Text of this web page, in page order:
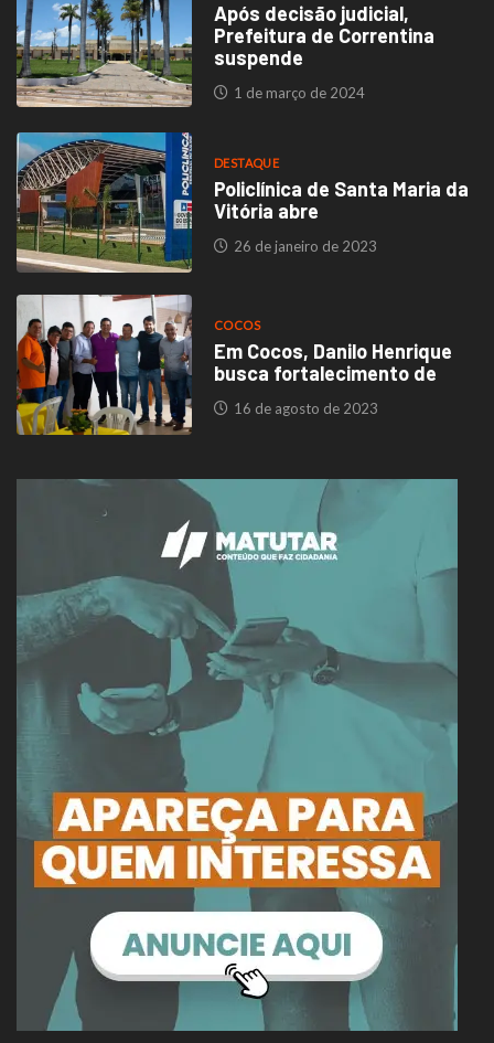
Após decisão judicial,
Prefeitura de Correntina
suspende
1 de março de 2024
DESTAQUE
Policlínica de Santa Maria da
Vitória abre
26 de janeiro de 2023
COCOS
Em Cocos, Danilo Henrique
busca fortalecimento de
16 de agosto de 2023